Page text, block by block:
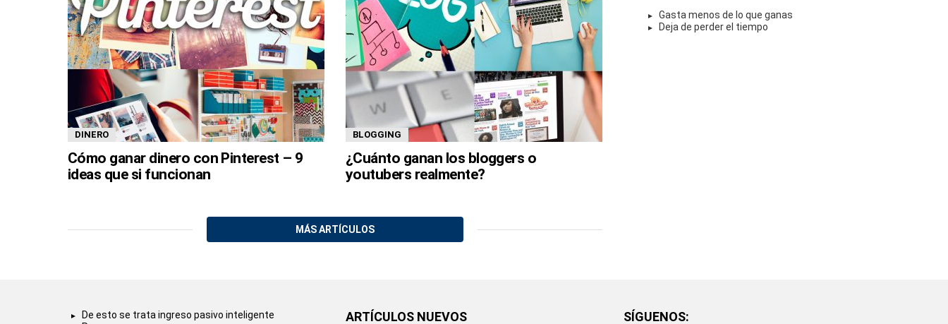
DINERO
Cómo ganar dinero con Pinterest – 9
ideas que si funcionan
BLOGGING
¿Cuánto ganan los bloggers o
youtubers realmente?
MÁS ARTÍCULOS
Gasta menos de lo que ganas
Deja de perder el tiempo
De esto se trata ingreso pasivo inteligente
ARTÍCULOS NUEVOS SÍGUENOS: